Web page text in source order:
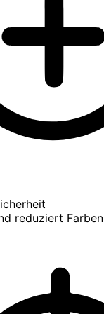
reduziert Farben